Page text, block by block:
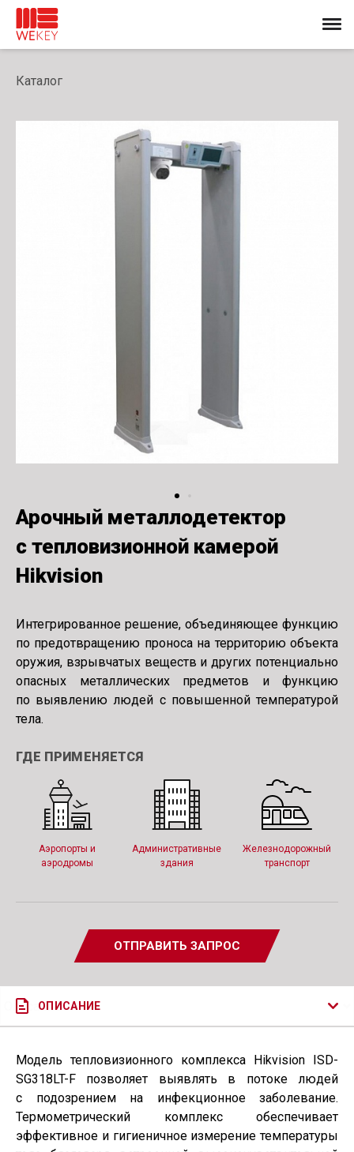
Каталог
Арочный металлодетектор
с тепловизионной камерой
Hikvision
Интегрированное решение, объединяющее функцию
по предотвращению проноса на территорию объекта
оружия, взрывчатых веществ и других потенциально
опасных металлических предметов и функцию
по выявлению людей с повышенной температурой
тела.
ГДЕ ПРИМЕНЯЕТСЯ
Аэропорты и
аэродромы
Административные
здания
Железнодорожный
транспорт
ОТПРАВИТЬ ЗАПРОС
ОПИСАНИЕ
Модель тепловизионного комплекса Hikvision ISD-
SG318LT-F позволяет выявлять в потоке людей
с подозрением на инфекционное заболевание.
Термометрический комплекс обеспечивает
эффективное и гигиеничное измерение температуры